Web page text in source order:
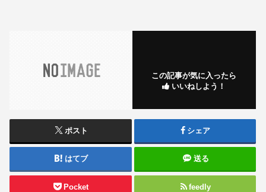
この記事が気に入ったら
いいねしよう！
ポスト シェア
はてブ 送る
Pocket feedly